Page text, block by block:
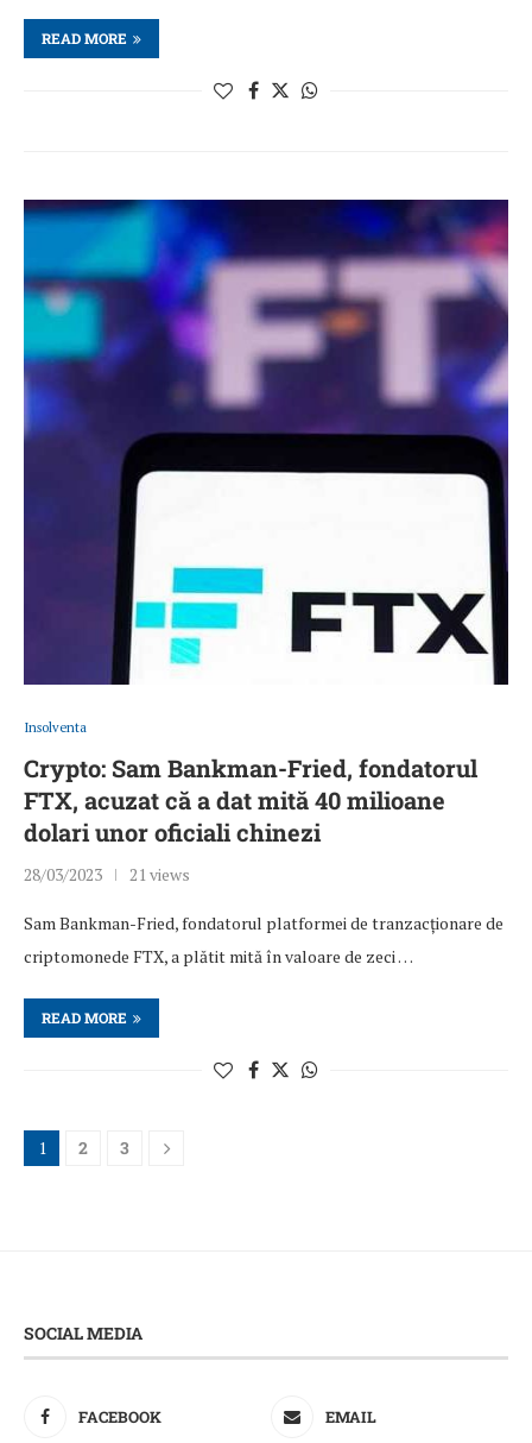
READ MORE
Insolventa
Crypto: Sam Bankman-Fried, fondatorul
FTX, acuzat că a dat mită 40 milioane
dolari unor oficiali chinezi
28/03/2023 21 views
Sam Bankman-Fried, fondatorul platformei de tranzacționare de
criptomonede FTX, a plătit mită în valoare de zeci …
READ MORE
1 2 3
SOCIAL MEDIA
FACEBOOK EMAIL